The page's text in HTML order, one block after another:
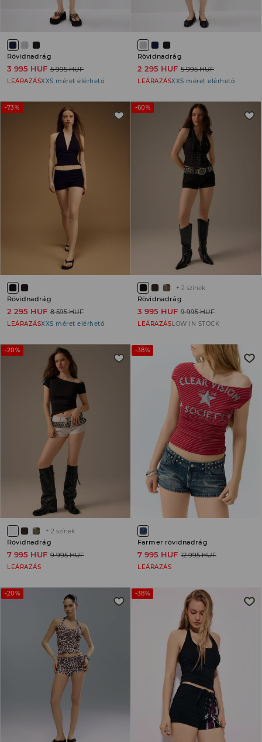
Rövidnadrág
3 995 HUF 5 995 HUF
LEÁRAZÁSXXS méret elérhető
Rövidnadrág
2 295 HUF 5 995 HUF
LEÁRAZÁSXXS méret elérhető
-73%
Rövidnadrág
2 295 HUF 8 595 HUF
LEÁRAZÁSXXS méret elérhető
-60%
+ 2 színek
Rövidnadrág
3 995 HUF 9 995 HUF
LEÁRAZÁSLOW IN STOCK
-20%
+ 2 színek
Rövidnadrág
7 995 HUF 9 995 HUF
LEÁRAZÁS
-38%
Farmer rövidnadrág
7 995 HUF 12 995 HUF
LEÁRAZÁS
-20% -38%